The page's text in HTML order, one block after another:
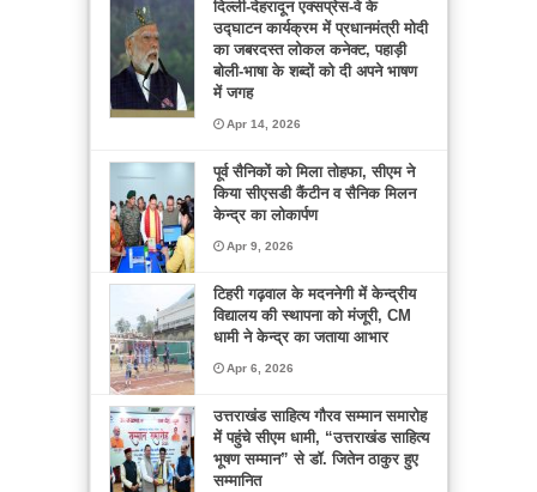
दिल्ली-देहरादून एक्सप्रेस-वे के
उद्घाटन कार्यक्रम में प्रधानमंत्री मोदी
का जबरदस्त लोकल कनेक्ट, पहाड़ी
बोली-भाषा के शब्दों को दी अपने भाषण
में जगह
Apr 14, 2026
पूर्व सैनिकों को मिला तोहफा, सीएम ने
किया सीएसडी कैंटीन व सैनिक मिलन
केन्द्र का लोकार्पण
Apr 9, 2026
टिहरी गढ़वाल के मदननेगी में केन्द्रीय
विद्यालय की स्थापना को मंजूरी, CM
धामी ने केन्द्र का जताया आभार
Apr 6, 2026
उत्तराखंड साहित्य गौरव सम्मान समारोह
में पहुंचे सीएम धामी, “उत्तराखंड साहित्य
भूषण सम्मान” से डॉ. जितेन ठाकुर हुए
सम्मानित